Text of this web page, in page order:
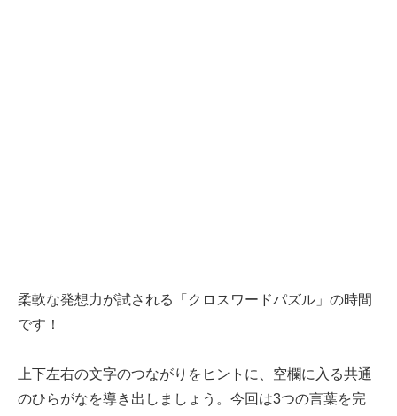
柔軟な発想力が試される「クロスワードパズル」の時間
です！
上下左右の文字のつながりをヒントに、空欄に入る共通
のひらがなを導き出しましょう。今回は3つの言葉を完